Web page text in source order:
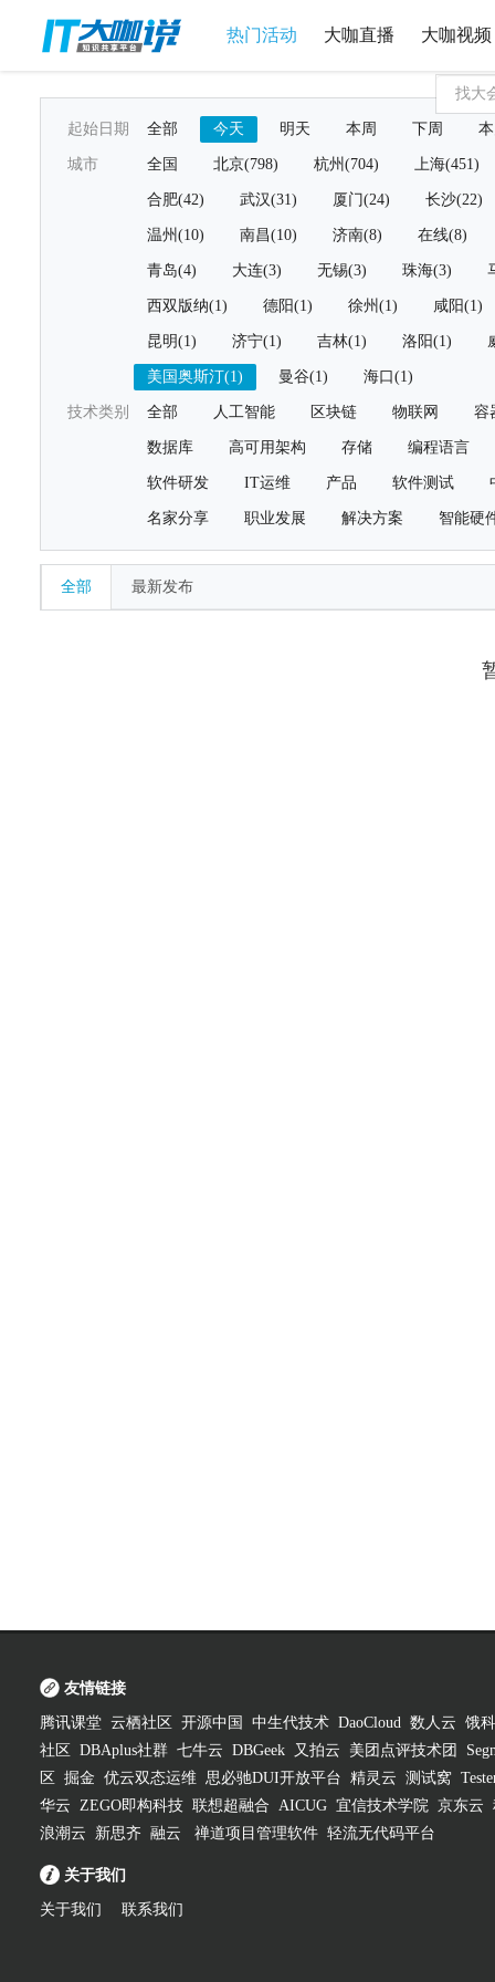
热门活动 大咖直播 大咖视频
起始日期 全部 今天 明天 本周 下周
城市 全国 北京(798) 杭州(704) 上海(451)
合肥(42) 武汉(31) 厦门(24) 长沙(22)
温州(10) 南昌(10) 济南(8) 在线(8)
青岛(4) 大连(3) 无锡(3) 珠海(3)
西双版纳(1) 德阳(1) 徐州(1) 咸阳(1)
昆明(1) 济宁(1) 吉林(1) 洛阳(1)
美国奥斯汀(1) 曼谷(1) 海口(1)
技术类别 全部 人工智能 区块链 物联网 容
数据库 高可用架构 存储 编程语言
软件研发 IT运维 产品 软件测试
名家分享 职业发展 解决方案 智能硬
全部 最新发布
友情链接
腾讯课堂 云栖社区 开源中国 中生代技术 DaoCloud 数人云 饿
社区
DBAplus社群 七牛云 DBGeek 又拍云 美团点评技术团
区
掘金 优云双态运维 思必驰DUI开放平台 精灵云 测试窝
华云 ZEGO即构科技 联想超融合 AICUG 宜信技术学院 京东云
浪潮云
新思齐 融云 禅道项目管理软件 轻流无代码平台
关于我们
关于我们 联系我们